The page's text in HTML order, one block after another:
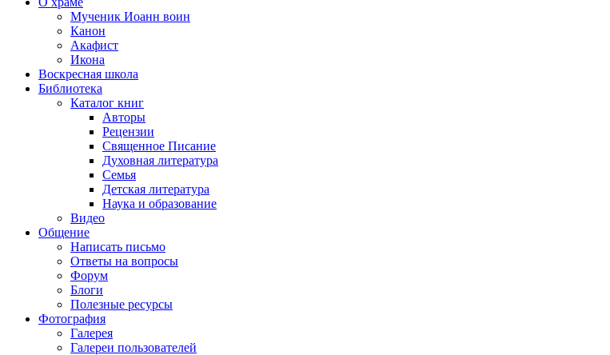
Мученик Иоанн воин
Канон
Акафист
Икона
Воскресная школа
Библиотека
Каталог книг
Авторы
Рецензии
Священное Писание
Духовная литература
Семья
Детская литература
Наука и образование
Видео
Общение
Написать письмо
Ответы на вопросы
Форум
Блоги
Полезные ресурсы
Фотография
Галерея
Галереи пользователей